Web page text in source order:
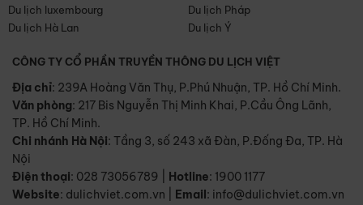
Du lịch luxembourg
Du lịch Pháp
Du lịch Hà Lan
Du lịch Ý
CÔNG TY CỔ PHẦN TRUYỀN THÔNG DU LỊCH VIỆT
Địa chỉ: 239A Hoàng Văn Thụ, P.Phú Nhuận, TP. Hồ Chí Minh.
Văn phòng: 217 Bis Nguyễn Thị Minh Khai, P.Cầu Ông Lãnh,
TP. Hồ Chí Minh.
Chi nhánh Hà Nội: Tầng 3, số 243 xã Đàn, P.Đống Đa, TP. Hà
Nội
Điện thoại: 028 73056789 Hotline: 1900 1177
Website: dulichviet.com.vn Email: info@dulichviet.com.vn